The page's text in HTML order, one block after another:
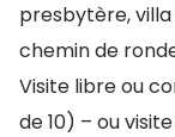
presbytère, villa
chemin de
Visite libre ou
de 10) – ou